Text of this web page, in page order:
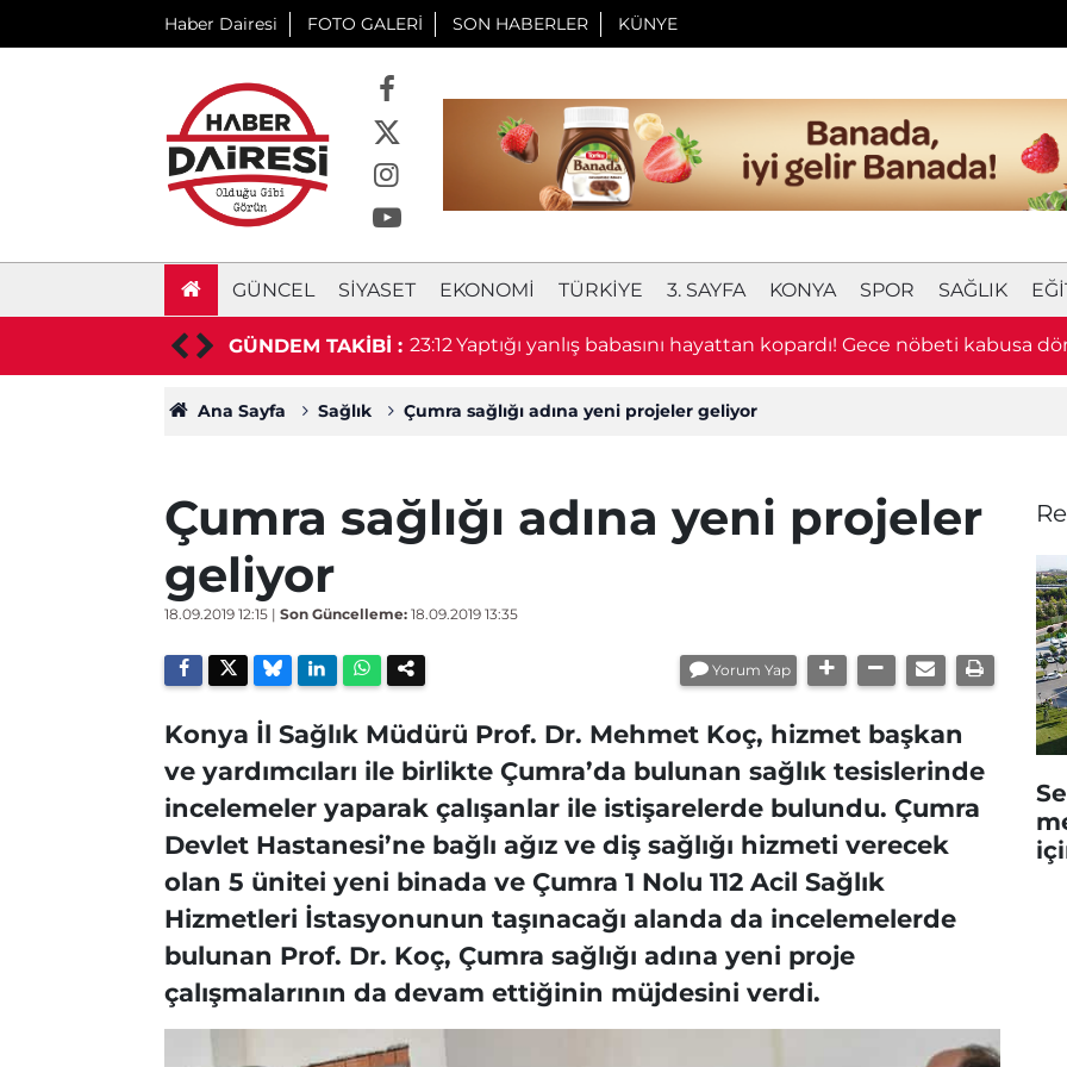
Haber Dairesi FOTO GALERİ SON HABERLER KÜNYE
GÜNCEL SIYASET EKONOMI TÜRKIYE 3. SAYFA KONYA SPOR SAĞLIK
GÜNDEM TAKİBİ :
depo için ihaleye çıkıyor 23:12Yaptığı yanlış babasını hayattan kopardı! Gece nöbeti kabusa
Ana Sayfa Sağlık Çumra sağlığı adına yeni projeler geliyor
Çumra sağlığı adına yeni projeler
geliyor
18.09.2019 12:15 | Son Güncelleme: 18.09.2019 13:35
Yorum Yap
Konya İl Sağlık Müdürü Prof. Dr. Mehmet Koç, hizmet başkan
ve yardımcıları ile birlikte Çumra’da bulunan sağlık tesislerinde
incelemeler yaparak çalışanlar ile istişarelerde bulundu. Çumra
Devlet Hastanesi’ne bağlı ağız ve diş sağlığı hizmeti verecek
olan 5 ünitei yeni binada ve Çumra 1 Nolu 112 Acil Sağlık
Hizmetleri İstasyonunun taşınacağı alanda da incelemelerde
bulunan Prof. Dr. Koç, Çumra sağlığı adına yeni proje
çalışmalarının da devam ettiğinin müjdesini verdi.